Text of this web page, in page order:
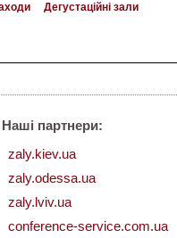
Дегустаційні зали
Наші партнери:
zaly.kiev.ua
zaly.odessa.ua
zaly.lviv.ua
conference-service.com.ua